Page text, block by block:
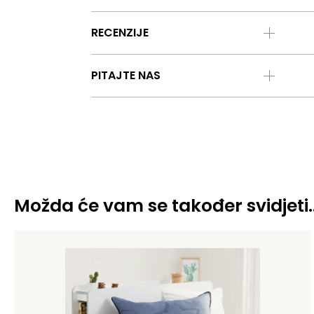
RECENZIJE
PITAJTE NAS
Možda će vam se također